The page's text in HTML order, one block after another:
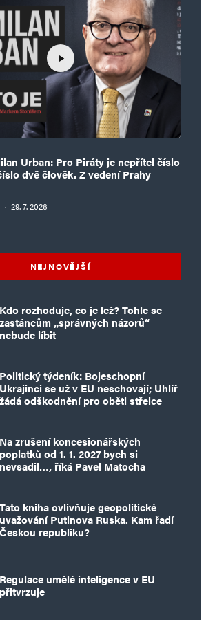
Urban: Pro Piráty je nepřítel číslo
dvě člověk. Z vedení Prahy
· 29. 7. 2026
NEJNOVĚJŠÍ
Kdo rozhoduje, co je lež? Tohle se
zastáncům „správných názorů“
nebude líbit
Politický týdeník: Bojeschopní
Ukrajinci se už v EU neschovají; Uhlíř
žádá odškodnění pro oběti střelce
Na zrušení koncesionářských
poplatků od 1. 1. 2027 bych si
nevsadil…, říká Pavel Matocha
Tato kniha ovlivňuje geopolitické
uvažování Putinova Ruska. Kam řadí
Českou republiku?
Regulace umělé inteligence v EU
přitvrzuje